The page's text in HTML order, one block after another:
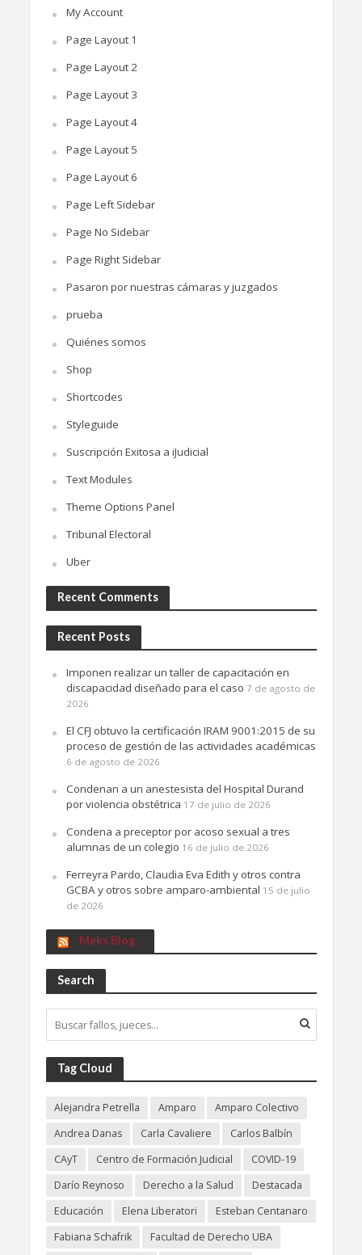
My Account
Page Layout 1
Page Layout 2
Page Layout 3
Page Layout 4
Page Layout 5
Page Layout 6
Page Left Sidebar
Page No Sidebar
Page Right Sidebar
Pasaron por nuestras cámaras y juzgados
prueba
Quiénes somos
Shop
Shortcodes
Styleguide
Suscripción Exitosa a iJudicial
Text Modules
Theme Options Panel
Tribunal Electoral
Uber
Recent Comments
Recent Posts
Imponen realizar un taller de capacitación en
discapacidad diseñado para el caso 7 de agosto de
2026
El CFJ obtuvo la certificación IRAM 9001:2015 de su
proceso de gestión de las actividades académicas
6 de agosto de 2026
Condenan a un anestesista del Hospital Durand
por violencia obstétrica 17 de julio de 2026
Condena a preceptor por acoso sexual a tres
alumnas de un colegio 16 de julio de 2026
Ferreyra Pardo, Claudia Eva Edith y otros contra
GCBA y otros sobre amparo-ambiental 15 de julio
de 2026
Meks Blog
Search
Tag Cloud
Alejandra Petrella Amparo
Amparo Colectivo
Andrea Danas
Carla Cavaliere
Carlos Balbín
CAyT
Centro de Formación Judicial
COVID-19
Darío Reynoso
Derecho a la Salud
Destacada
Educación
Elena Liberatori
Esteban Centanaro
Fabiana Schafrik
Facultad de Derecho UBA